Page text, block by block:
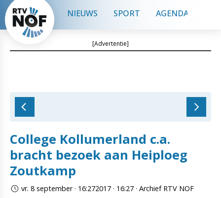
NIEUWS SPORT AGENDA
[Advertentie]
College Kollumerland c.a.
bracht bezoek aan Heiploeg
Zoutkamp
vr. 8 september · 16:272017 · 16:27 · Archief RTV NOF